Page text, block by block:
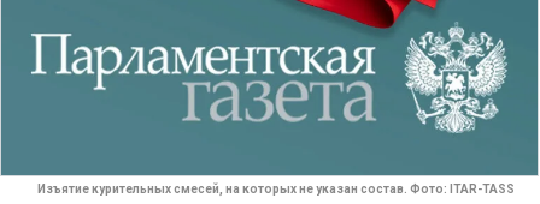
Изъятие курительных смесей, на которых не указан состав. Фото: ITAR-TASS